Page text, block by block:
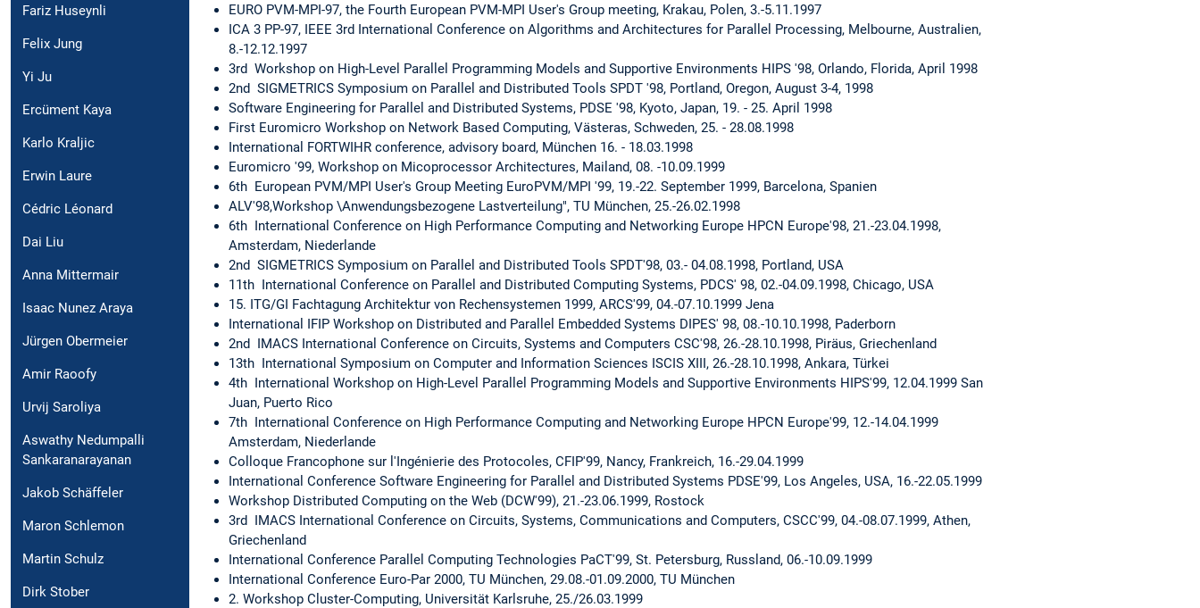
Fariz Huseynli
Felix Jung
Yi Ju
Ercüment Kaya
Karlo Kraljic
Erwin Laure
Cédric Léonard
Dai Liu
Anna Mittermair
Isaac Nunez Araya
Jürgen Obermeier
Amir Raoofy
Urvij Saroliya
Aswathy Nedumpalli
Sankaranarayanan
Jakob Schäffeler
Maron Schlemon
Martin Schulz
Dirk Stober
EURO PVM-MPI-97, the Fourth European PVM-MPI User's Group meeting, Krakau, Polen, 3.-5.11.1997
ICA 3 PP-97, IEEE 3rd International Conference on Algorithms and Architectures for Parallel Processing, Melbourne, Australien,
8.-12.12.1997
3rd Workshop on High-Level Parallel Programming Models and Supportive Environments HIPS '98, Orlando, Florida, April 1998
2nd SIGMETRICS Symposium on Parallel and Distributed Tools SPDT '98, Portland, Oregon, August 3-4, 1998
Software Engineering for Parallel and Distributed Systems, PDSE '98, Kyoto, Japan, 19. - 25. April 1998
First Euromicro Workshop on Network Based Computing, Västeras, Schweden, 25. - 28.08.1998
International FORTWIHR conference, advisory board, München 16. - 18.03.1998
Euromicro '99, Workshop on Micoprocessor Architectures, Mailand, 08. -10.09.1999
6th European PVM/MPI User's Group Meeting EuroPVM/MPI '99, 19.-22. September 1999, Barcelona, Spanien
ALV'98,Workshop \Anwendungsbezogene Lastverteilung", TU München, 25.-26.02.1998
6th International Conference on High Performance Computing and Networking Europe HPCN Europe'98, 21.-23.04.1998,
Amsterdam, Niederlande
2nd SIGMETRICS Symposium on Parallel and Distributed Tools SPDT'98, 03.- 04.08.1998, Portland, USA
11th International Conference on Parallel and Distributed Computing Systems, PDCS' 98, 02.-04.09.1998, Chicago, USA
15. ITG/GI Fachtagung Architektur von Rechensystemen 1999, ARCS'99, 04.-07.10.1999 Jena
International IFIP Workshop on Distributed and Parallel Embedded Systems DIPES' 98, 08.-10.10.1998, Paderborn
2nd IMACS International Conference on Circuits, Systems and Computers CSC'98, 26.-28.10.1998, Piräus, Griechenland
13th International Symposium on Computer and Information Sciences ISCIS XIII, 26.-28.10.1998, Ankara, Türkei
4th International Workshop on High-Level Parallel Programming Models and Supportive Environments HIPS'99, 12.04.1999 San
Juan, Puerto Rico
7th International Conference on High Performance Computing and Networking Europe HPCN Europe'99, 12.-14.04.1999
Amsterdam, Niederlande
Colloque Francophone sur l'Ingénierie des Protocoles, CFIP'99, Nancy, Frankreich, 16.-29.04.1999
International Conference Software Engineering for Parallel and Distributed Systems PDSE'99, Los Angeles, USA, 16.-22.05.1999
Workshop Distributed Computing on the Web (DCW'99), 21.-23.06.1999, Rostock
3rd IMACS International Conference on Circuits, Systems, Communications and Computers, CSCC'99, 04.-08.07.1999, Athen,
Griechenland
International Conference Parallel Computing Technologies PaCT'99, St. Petersburg, Russland, 06.-10.09.1999
International Conference Euro-Par 2000, TU München, 29.08.-01.09.2000, TU München
2. Workshop Cluster-Computing, Universität Karlsruhe, 25./26.03.1999